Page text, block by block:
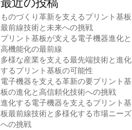
ものづくり革新を支えるプリント基板
最前線技術と未来への挑戦
プリント基板が支える電子機器進化と
高機能化の最前線
多様な産業を支える最先端技術と進化
するプリント基板の可能性
電子機器を支える革新の要プリント基
板の進化と高信頼化技術への挑戦
進化する電子機器を支えるプリント基
板最前線技術と多様化する市場ニーズ
への挑戦